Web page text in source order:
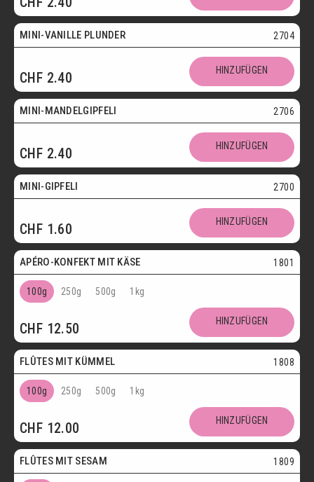
Vegetarisch
MINI-VANILLE PLUNDER 2704
CHF 2.40 HINZUFÜGEN
Vegetarisch
MINI-MANDELGIPFELI 2706
CHF 2.40 HINZUFÜGEN
Vegetarisch
MINI-GIPFELI 2700
CHF 1.60 HINZUFÜGEN
Vegetarisch
APÉRO-KONFEKT MIT KÄSE 1801
100g 250g 500g 1kg
CHF 12.50 HINZUFÜGEN
Vegetarisch
FLÛTES MIT KÜMMEL 1808
100g 250g 500g 1kg
CHF 12.00 HINZUFÜGEN
Vegetarisch
FLÛTES MIT SESAM 1809